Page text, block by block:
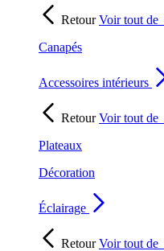
RetourVoir tout de
Canapés
Accessoires intérieurs
RetourVoir tout de
Plateaux
Décoration
Éclairage
RetourVoir tout de